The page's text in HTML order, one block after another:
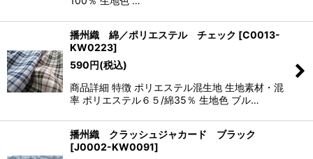
播州織 綿／ポリエステル チェック [C0013-
KW0223]
590円(税込)
商品詳細 特徴 ポリエステル混生地 生地素材・混
率 ポリエステル６５/綿35％ 生地色 ブル…
播州織 クラッシュジャカード ブラック
[J0002-KW0091]